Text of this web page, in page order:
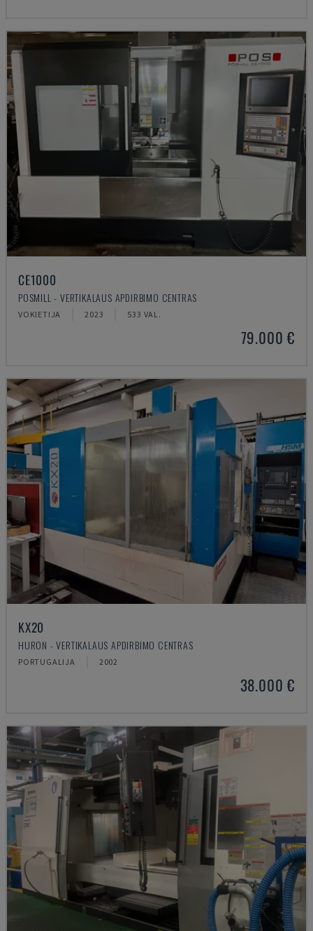
CE1000
POSMILL - VERTIKALAUS APDIRBIMO CENTRAS
VOKIETIJA 2023 533 VAL.
79.000 €
KX20
HURON - VERTIKALAUS APDIRBIMO CENTRAS
PORTUGALIJA 2002
38.000 €